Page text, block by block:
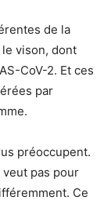
de la
vison, dont
CoV-2. Et ces
par
préoccupent.
veut pas pour
Ce